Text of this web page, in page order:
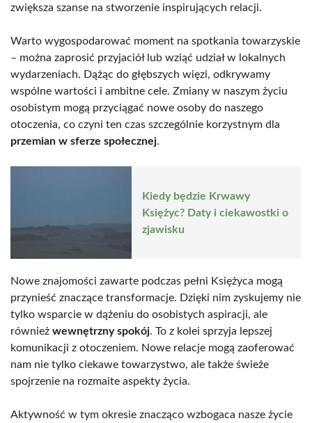
zwiększa szanse na stworzenie inspirujących relacji.
Warto wygospodarować moment na spotkania towarzyskie
– można zaprosić przyjaciół lub wziąć udział w lokalnych
wydarzeniach. Dążąc do głębszych więzi, odkrywamy
wspólne wartości i ambitne cele. Zmiany w naszym życiu
osobistym mogą przyciągać nowe osoby do naszego
otoczenia, co czyni ten czas szczególnie korzystnym dla
przemian w sferze społecznej.
Kiedy będzie Krwawy
Księżyc? Daty i ciekawostki o
zjawisku
Nowe znajomości zawarte podczas pełni Księżyca mogą
przynieść znaczące transformacje. Dzięki nim zyskujemy nie
tylko wsparcie w dążeniu do osobistych aspiracji, ale
również wewnętrzny spokój. To z kolei sprzyja lepszej
komunikacji z otoczeniem. Nowe relacje mogą zaoferować
nam nie tylko ciekawe towarzystwo, ale także świeże
spojrzenie na rozmaite aspekty życia.
Aktywność w tym okresie znacząco wzbogaca nasze życie